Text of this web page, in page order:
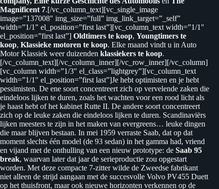
Magnificent 7.[/vc_column_text][vc_single_image
image=”137008″ img_size=”full” img_link_target=”_self”
width=”1/1″ el_position=”first last”][vc_column_text width=”1/1″
el_position=”first last”] Oldtimers te koop, Youngtimers te
koop, Klassieke motoren te koop. Elke maand vindt u in Auto
Motor Klassiek weer duizenden klassiekers te koop.
[/vc_column_text][/vc_column_inner][/vc_row_inner][/vc_column]
[vc_column width=”1/3″ el_class=”lightgrey”][vc_column_text
width=”1/1″ el_position=”first last”]Je hebt optimisten en je hebt
pessimisten. De ene soort concentreert zich op vervelende zaken die
eindeloos lijken te duren, zoals het wachten voor een rood licht als
je haast hebt of het kabinet Rutte II. De andere soort concentreert
zich op de leuke zaken die eindeloos lijken te duren. Scandinaviërs
lijken meesters te zijn in het maken van evergreens… leuke dingen
die maar blijven bestaan. In mei 1959 verraste Saab, dat op dat
moment slechts één model (de 93 sedan) in het gamma had, vriend
en vijand met de onthulling van een nieuw prototype: de Saab 95
break, waarvan later dat jaar de serieproductie zou opgestart
worden. Met deze compacte 7-zitter wilde de Zweedse fabrikant
niet alleen de strijd aangaan met de succesvolle Volvo PV455 Duett
op het thuisfront, maar ook nieuwe horizonten verkennen op de